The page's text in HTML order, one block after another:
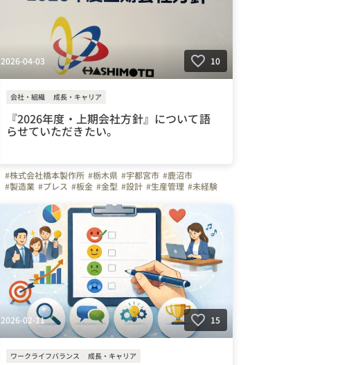
2026-04-03 10
会社・組織 成長・キャリア
『2026年度・上期会社方針』について語
らせていただきたい。
#株式会社橋本製作所 #栃木県 #宇都宮市 #鹿沼市
#製造業 #プレス #板金 #金型 #設計 #生産管理 #未経験
#アイスベスト
#車通勤 #ガソリン代全額支給
#WEB面接可能 #土曜日面接可能 #工場見学可能
#ビジョン #ものづくり #弊社のすごいところ
2026-02-11 15
ワークライフバランス 成長・キャリア